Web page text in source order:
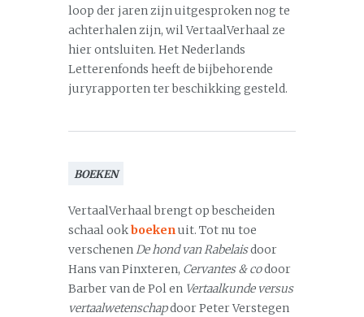
loop der jaren zijn uitgesproken nog te
achterhalen zijn, wil VertaalVerhaal ze
hier ontsluiten. Het Nederlands
Letterenfonds heeft de bijbehorende
juryrapporten ter beschikking gesteld.
BOEKEN
VertaalVerhaal brengt op bescheiden
schaal ookboekenuit. Tot nu toe
verschenenDe hond van Rabelaisdoor
Hans van Pinxteren, Cervantes & codoor
Barber van de Pol en Vertaalkunde versus
vertaalwetenschapdoor Peter Verstegen